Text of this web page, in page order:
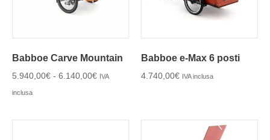
Babboe Carve Mountain
5.940,00€ - 6.140,00€ IVA
inclusa
Babboe e-Max 6 posti
4.740,00€ IVA inclusa